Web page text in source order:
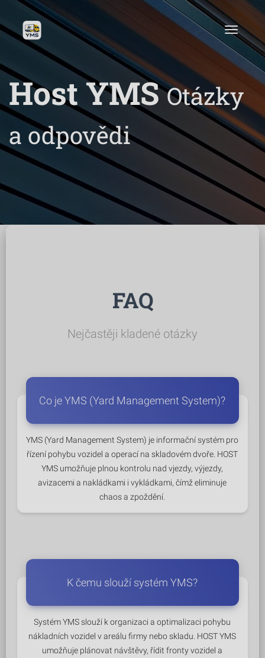
Host YMSOtázky
a odpovědi
FAQ
Nejčastěji kladené otázky
Co je YMS (Yard Management System)?
YMS (Yard Management System) je informační systém pro
řízení pohybu vozidel a operací na skladovém dvoře. HOST
YMS umožňuje plnou kontrolu nad vjezdy, výjezdy,
avizacemi a nakládkami i vykládkami, čímž eliminuje
chaos a zpoždění.
K čemu slouží systém YMS?
Systém YMS slouží k organizaci a optimalizaci pohybu
nákladních vozidel v areálu firmy nebo skladu. HOST YMS
umožňuje plánovat návštěvy, řídit fronty vozidel a